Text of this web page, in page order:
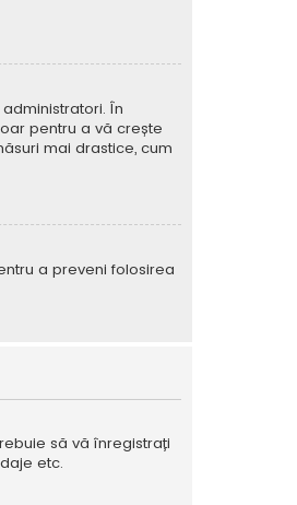
În
pentru a vă crește
mai drastice, cum
a preveni folosirea
să vă înregistrați
etc.